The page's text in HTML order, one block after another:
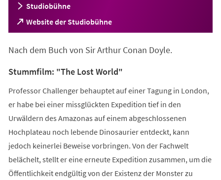
Studiobühne
Website der Studiobühne
(Öffnet
in
neuen
Nach dem Buch von Sir Arthur Conan Doyle.
Stummfilm: "The Lost World"
Professor Challenger behauptet auf einer Tagung in London,
er habe bei einer missglückten Expedition tief in den
Urwäldern des Amazonas auf einem abgeschlossenen
Hochplateau noch lebende Dinosaurier entdeckt, kann
jedoch keinerlei Beweise vorbringen. Von der Fachwelt
belächelt, stellt er eine erneute Expedition zusammen, um die
Öffentlichkeit endgültig von der Existenz der Monster zu